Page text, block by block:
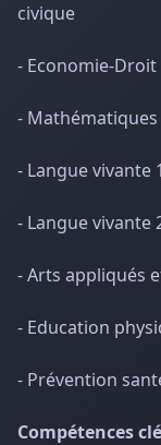
civique
- Economie-Droit
- Mathématiques
- Langue vivante
- Langue vivante
- Arts appliqués
- Education
- Prévention
Compétences